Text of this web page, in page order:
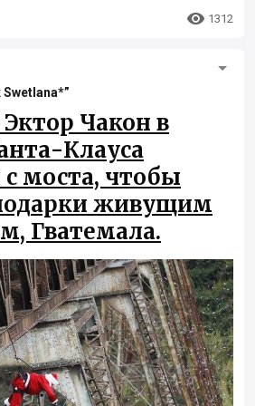
 1312
Swetlana*”
Чакон в
Клауса
c моста, чтобы
живущим
Гватемала.